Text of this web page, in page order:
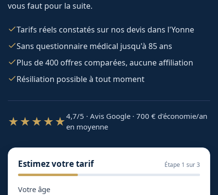
vous faut pour la suite.
Tarifs réels constatés sur nos devis dans l'Yonne
Sans questionnaire médical jusqu'à 85 ans
Plus de 400 offres comparées, aucune affiliation
Résiliation possible à tout moment
★★★★★4,7/5 · Avis Google · 700 € d'économie/an
en moyenne
Estimez votre tarif Étape 1 sur 3
Votre âge